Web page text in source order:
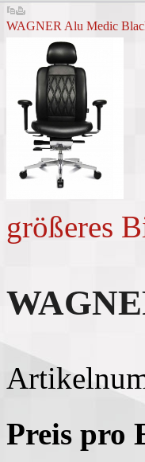
WAGNER Alu Medic
größeres
Preis pro